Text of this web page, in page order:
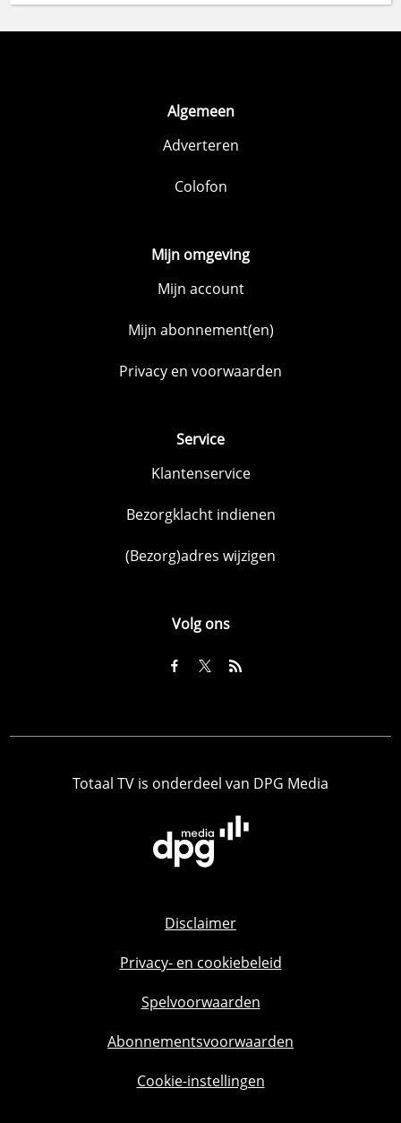
Algemeen
Adverteren
Colofon
Mijn omgeving
Mijn account
Mijn abonnement(en)
Privacy en voorwaarden
Service
Klantenservice
Bezorgklacht indienen
(Bezorg)adres wijzigen
Volg ons
Totaal TV is onderdeel van DPG Media
Disclaimer
Privacy- en cookiebeleid
Spelvoorwaarden
Abonnementsvoorwaarden
Cookie-instellingen